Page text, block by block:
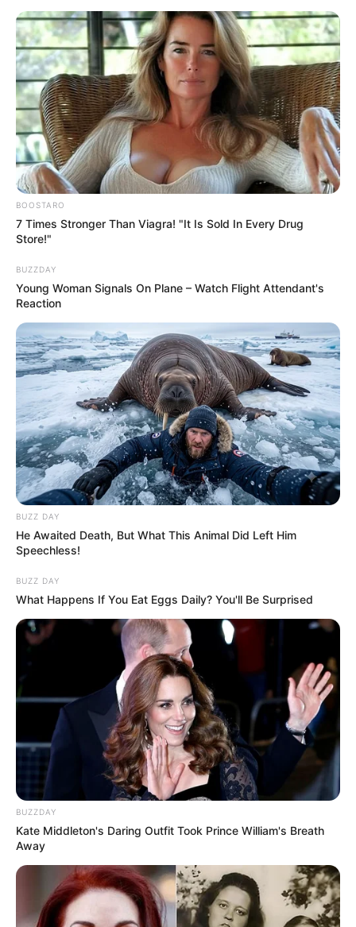
BOOSTARO
7 Times Stronger Than Viagra! "It Is Sold In Every Drug
Store!"
BUZZDAY
Young Woman Signals On Plane – Watch Flight Attendant's
Reaction
BUZZ DAY
He Awaited Death, But What This Animal Did Left Him
Speechless!
BUZZ DAY
What Happens If You Eat Eggs Daily? You'll Be Surprised
BUZZDAY
Kate Middleton's Daring Outfit Took Prince William's Breath
Away